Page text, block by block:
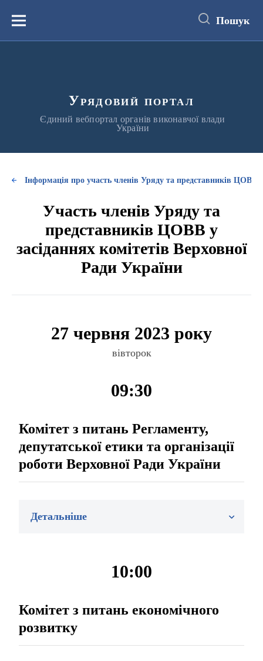
вмістуМеню Пошук
Урядовий портал
Єдиний вебпортал органів виконавчої влади
України
Інформація про участь членів Уряду та представників ЦОВВ
Участь членів Уряду та
представників ЦОВВ у
засіданнях комітетів Верховної
Ради України
27 червня 2023 року
вівторок
09:30
Комітет з питань Регламенту,
депутатської етики та організації
роботи Верховної Ради України
Детальніше
10:00
Комітет з питань економічного
розвитку